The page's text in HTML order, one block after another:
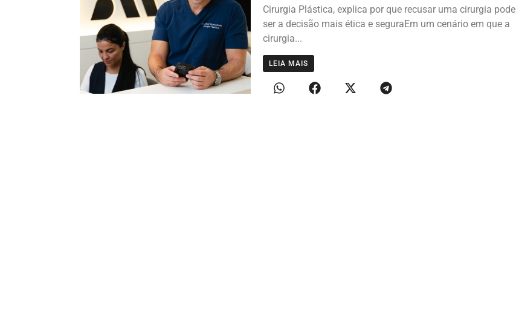
Cirurgia Plástica, explica por que recusar uma cirurgia pode
ser a decisão mais ética e seguraEm um cenário em que a
cirurgia...
LEIA MAIS